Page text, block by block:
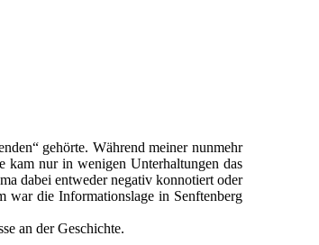
gehörte. Während meiner nunmehr
kam nur in wenigen Unterhaltungen das
dabei entweder negativ konnotiert oder
war die Informationslage in Senftenberg
an der Geschichte.